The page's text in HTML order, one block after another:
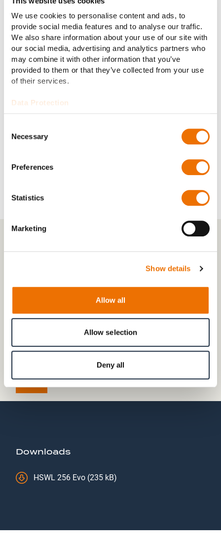
We use cookies to personalise content and ads, to
provide social media features and to analyse our traffic.
We also share information about your use of our site with
our social media, advertising and analytics partners who
may combine it with other information that you’ve
provided to them or that they’ve collected from your use
of their services.
Data Protection
Selection
Necessary
Preferences
Statistics
Marketing
Show details
Allow all
Allow selection
Deny all
Drehmomentverhältnis
im Stillstand:
2.3
Getriebegewicht (ohne
Ölfüllung):
1.980 kg
Bremssystem:
Lenksystem:
Downloads
HSWL 256 Evo (235 kB)